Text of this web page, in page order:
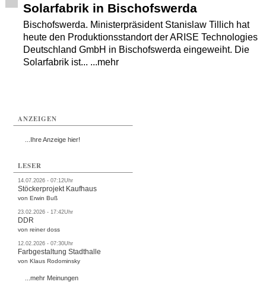
Solarfabrik in Bischofswerda
Bischofswerda. Ministerpräsident Stanislaw Tillich hat
heute den Produktionsstandort der ARISE Technologies
Deutschland GmbH in Bischofswerda eingeweiht. Die
Solarfabrik ist... ...mehr
ANZEIGEN
...Ihre Anzeige hier!
LESER
14.07.2026 - 07:12Uhr
Stöckerprojekt Kaufhaus
von Erwin Buß
23.02.2026 - 17:42Uhr
DDR
von reiner doss
12.02.2026 - 07:30Uhr
Farbgestaltung Stadthalle
von Klaus Rodominsky
...mehr Meinungen